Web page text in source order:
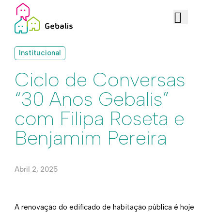
Institucional
Ciclo de Conversas
“30 Anos Gebalis”
com Filipa Roseta e
Benjamim Pereira
Abril 2, 2025
A renovação do edificado de habitação pública é hoje